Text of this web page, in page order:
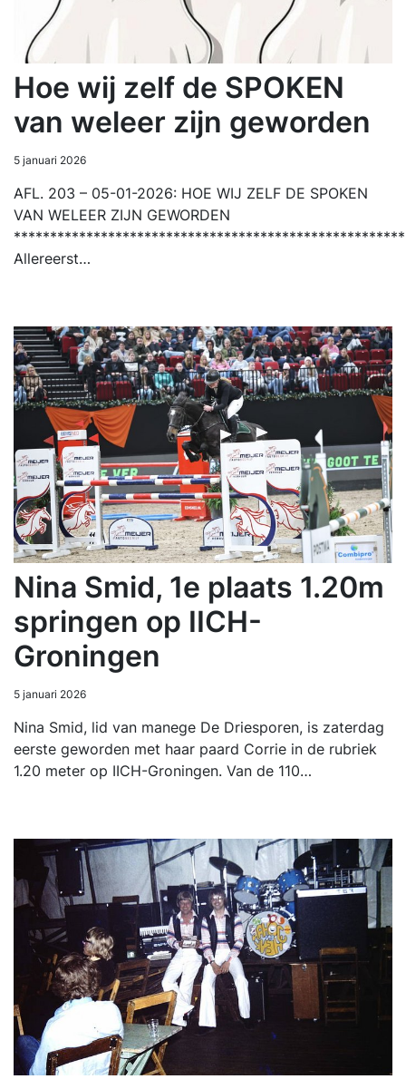
Hoe wij zelf de SPOKEN
van weleer zijn geworden
5 januari 2026
AFL. 203 – 05-01-2026: HOE WIJ ZELF DE SPOKEN
VAN WELEER ZIJN GEWORDEN
Allereerst…
Nina Smid, 1e plaats 1.20m
springen op IICH-
Groningen
5 januari 2026
Nina Smid, lid van manege De Driesporen, is zaterdag
eerste geworden met haar paard Corrie in de rubriek
1.20 meter op IICH-Groningen. Van de 110…